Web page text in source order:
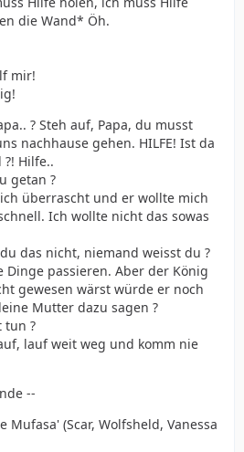
die Wand* Öh.
mir!
? Steh auf, Papa, du musst
nachhause gehen. HILFE! Ist da
Hilfe..
getan ?
überrascht und er wollte mich
Ich wollte nicht das sowas
das nicht, niemand weisst du ?
Dinge passieren. Aber der König
gewesen wärst würde er noch
Mutter dazu sagen ?
tun ?
lauf weit weg und komm nie
--
Mufasa' (Scar, Wolfsheld, Vanessa